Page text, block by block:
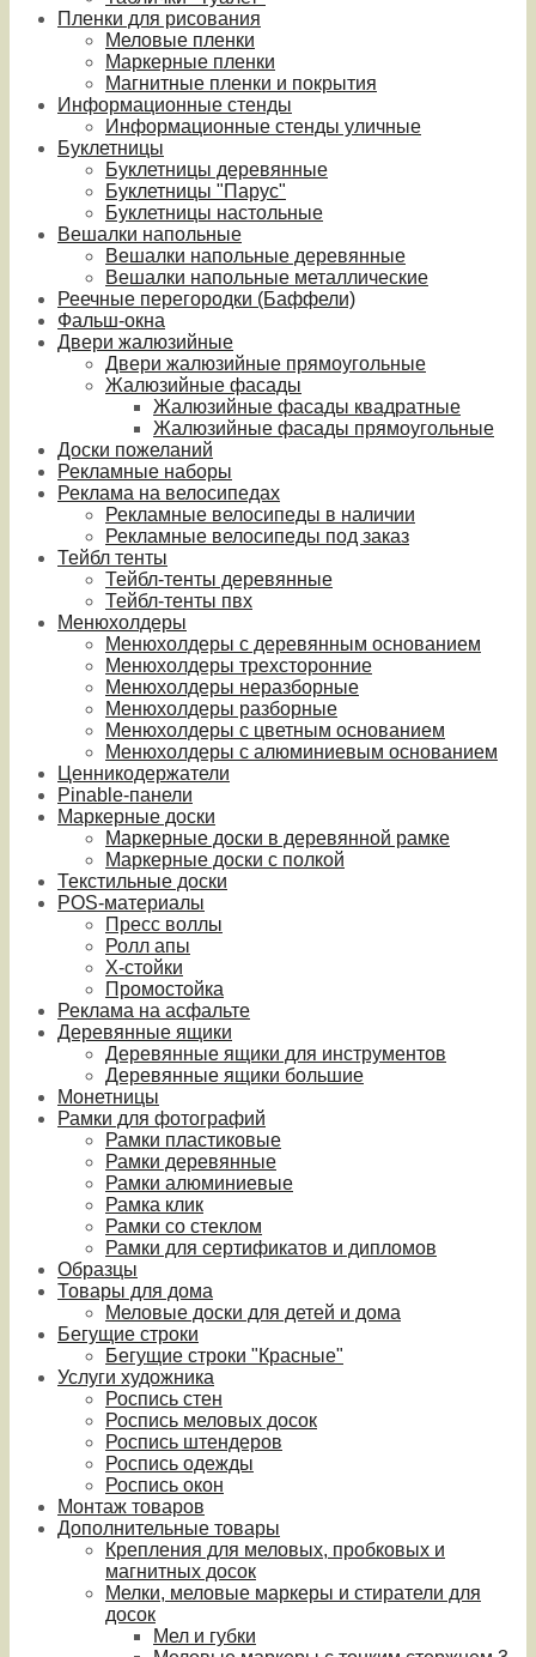
Пленки для рисования
Меловые пленки
Маркерные пленки
Магнитные пленки и покрытия
Информационные стенды
Информационные стенды уличные
Буклетницы
Буклетницы деревянные
Буклетницы "Парус"
Буклетницы настольные
Вешалки напольные
Вешалки напольные деревянные
Вешалки напольные металлические
Реечные перегородки (Баффели)
Фальш-окна
Двери жалюзийные
Двери жалюзийные прямоугольные
Жалюзийные фасады
Жалюзийные фасады квадратные
Жалюзийные фасады прямоугольные
Доски пожеланий
Рекламные наборы
Реклама на велосипедах
Рекламные велосипеды в наличии
Рекламные велосипеды под заказ
Тейбл тенты
Тейбл-тенты деревянные
Тейбл-тенты пвх
Менюхолдеры
Менюхолдеры с деревянным основанием
Менюхолдеры трехсторонние
Менюхолдеры неразборные
Менюхолдеры разборные
Менюхолдеры с цветным основанием
Менюхолдеры с алюминиевым основанием
Ценникодержатели
Pinable-панели
Маркерные доски
Маркерные доски в деревянной рамке
Маркерные доски с полкой
Текстильные доски
POS-материалы
Пресс воллы
Ролл апы
Х-стойки
Промостойка
Реклама на асфальте
Деревянные ящики
Деревянные ящики для инструментов
Деревянные ящики большие
Монетницы
Рамки для фотографий
Рамки пластиковые
Рамки деревянные
Рамки алюминиевые
Рамка клик
Рамки со стеклом
Рамки для сертификатов и дипломов
Образцы
Товары для дома
Меловые доски для детей и дома
Бегущие строки
Бегущие строки "Красные"
Услуги художника
Роспись стен
Роспись меловых досок
Роспись штендеров
Роспись одежды
Роспись окон
Монтаж товаров
Дополнительные товары
Крепления для меловых, пробковых и
магнитных досок
Мелки, меловые маркеры и стиратели для
досок
Мел и губки